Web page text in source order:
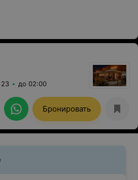
23 до 02:00
Бронировать